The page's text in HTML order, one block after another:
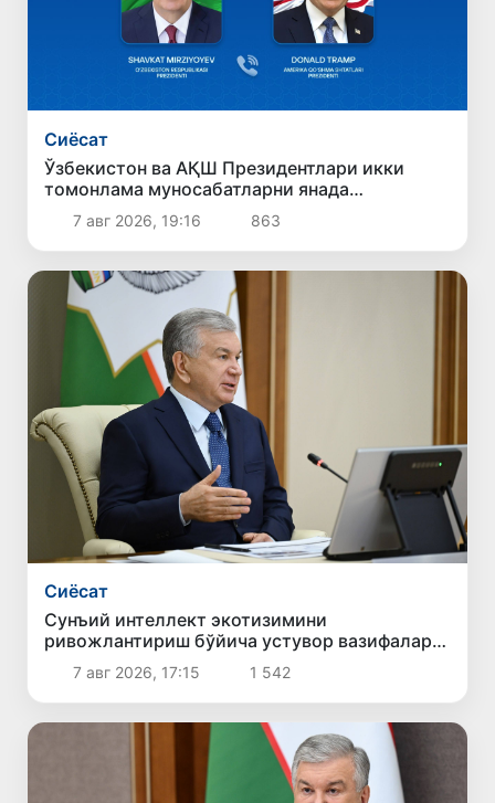
Сиёсат
Ўзбекистон ва АҚШ Президентлари икки
томонлама муносабатларни янада
мустаҳкамлаш истиқболларини муҳокама
қилдилар
7 авг 2026, 19:16 863
Сиёсат
Сунъий интеллект экотизимини
ривожлантириш бўйича устувор вазифалар
белгиланди
7 авг 2026, 17:15 1 542